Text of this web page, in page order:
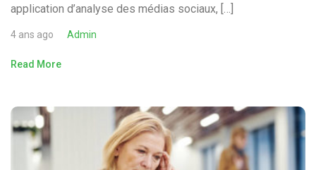
application d’analyse des médias sociaux, […]
4 ans ago Admin
Read More